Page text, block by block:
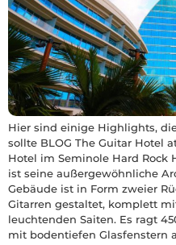
Hier sind einige Highlights,
sollte BLOG The Guitar Hotel
Hotel im Seminole Hard Rock
ist seine außergewöhnliche
Gebäude ist in Form zweier
Gitarren gestaltet, komplett
leuchtenden Saiten. Es ragt
mit bodentiefen Glasfenstern